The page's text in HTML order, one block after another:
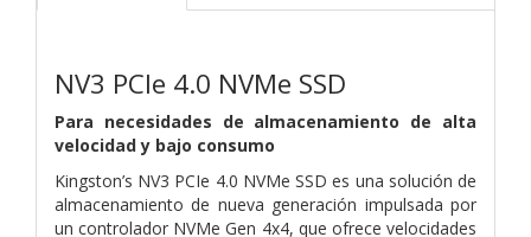
NV3 PCIe 4.0 NVMe SSD
Para necesidades de almacenamiento de alta
velocidad y bajo consumo
Kingston’s NV3 PCIe 4.0 NVMe SSD es una solución de
almacenamiento de nueva generación impulsada por
un controlador NVMe Gen 4x4, que ofrece velocidades